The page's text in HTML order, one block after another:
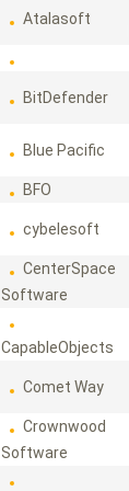
Atalasoft
BitDefender
Blue Pacific
BFO
cybelesoft
CenterSpace
Software
CapableObjects
Comet Way
Crownwood
Software